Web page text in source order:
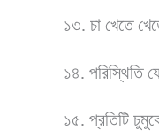
১৩. চা খেতে
১৪. পরিস্থিতি
১৫. প্রতিটি